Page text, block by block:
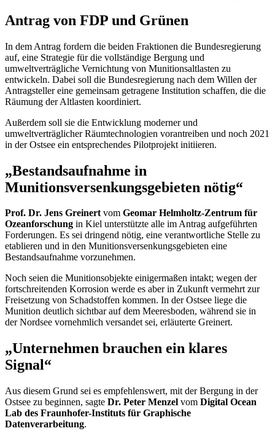
Antrag von FDP und Grünen
In dem Antrag fordern die beiden Fraktionen die Bundesregierung
auf, eine Strategie für die vollständige Bergung und
umweltverträgliche Vernichtung von Munitionsaltlasten zu
entwickeln. Dabei soll die Bundesregierung nach dem Willen der
Antragsteller eine gemeinsam getragene Institution schaffen, die die
Räumung der Altlasten koordiniert.
Außerdem soll sie die Entwicklung moderner und
umweltverträglicher Räumtechnologien vorantreiben und noch 2021
in der Ostsee ein entsprechendes Pilotprojekt initiieren.
„Bestandsaufnahme in
Munitionsversenkungsgebieten nötig“
Prof. Dr. Jens Greinertvom Geomar Helmholtz-Zentrum für
Ozeanforschung in Kiel unterstützte alle im Antrag aufgeführten
Forderungen. Es sei dringend nötig, eine verantwortliche Stelle zu
etablieren und in den Munitionsversenkungsgebieten eine
Bestandsaufnahme vorzunehmen.
Noch seien die Munitionsobjekte einigermaßen intakt; wegen der
fortschreitenden Korrosion werde es aber in Zukunft vermehrt zur
Freisetzung von Schadstoffen kommen. In der Ostsee liege die
Munition deutlich sichtbar auf dem Meeresboden, während sie in
der Nordsee vornehmlich versandet sei, erläuterte Greinert.
„Unternehmen brauchen ein klares
Signal“
Aus diesem Grund sei es empfehlenswert, mit der Bergung in der
Ostsee zu beginnen, sagte Dr. Peter Menzel vom Digital Ocean
Lab des Fraunhofer-Instituts für Graphische
Datenverarbeitung.